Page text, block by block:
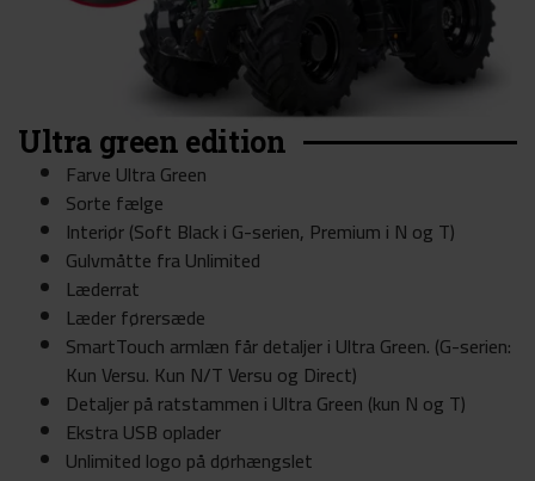
Ultra green edition
Farve Ultra Green
Sorte fælge ​
Interiør (Soft Black i G-serien, Premium i N og T)
Gulvmåtte fra Unlimited
Læderrat
Læder førersæde
SmartTouch armlæn får detaljer i Ultra Green. (G-serien:
Kun Versu. Kun N/T Versu og Direct)
Detaljer på ratstammen i Ultra Green (kun N og T)
Ekstra USB oplader
Unlimited logo på dørhængslet